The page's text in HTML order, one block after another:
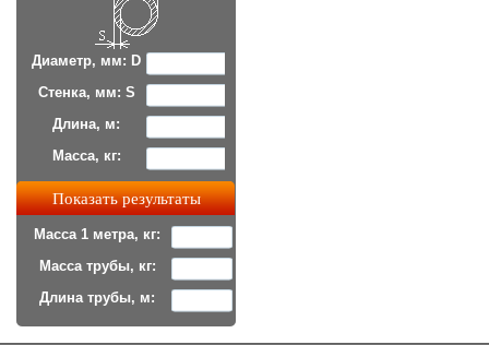
Диаметр, мм: D
Стенка, мм: S
Длина, м:
Масса, кг:
Масса 1 метра, кг:
Масса трубы, кг:
Длина трубы, м: